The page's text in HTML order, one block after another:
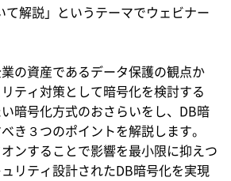
て解説」というテーマでウェビナー
の資産であるデータ保護の観点か
ティ対策として暗号化を検討する
暗号化方式のおさらいをし、DB暗
き３つのポイントを解説します。
ンすることで影響を最小限に抑えつ
リティ設計されたDB暗号化を実現